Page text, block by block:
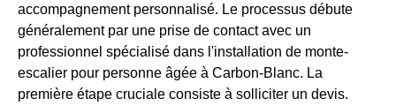
accompagnement personnalisé. Le processus débute
généralement par une prise de contact avec un
professionnel spécialisé dans l'installation de monte-
escalier pour personne âgée à Carbon-Blanc. La
première étape cruciale consiste à solliciter un devis.